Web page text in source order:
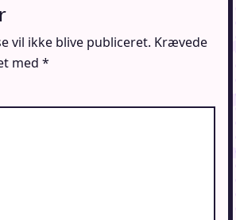
vil ikke blive publiceret. Krævede
med *